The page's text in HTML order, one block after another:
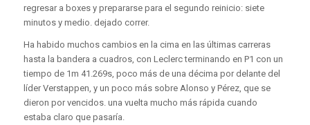
regresar a boxes y prepararse para el segundo reinicio: siete
minutos y medio. dejado correr.
Ha habido muchos cambios en la cima en las últimas carreras
hasta la bandera a cuadros, con Leclerc terminando en P1 con un
tiempo de 1m 41.269s, poco más de una décima por delante del
líder Verstappen, y un poco más sobre Alonso y Pérez, que se
dieron por vencidos. una vuelta mucho más rápida cuando
estaba claro que pasaría.